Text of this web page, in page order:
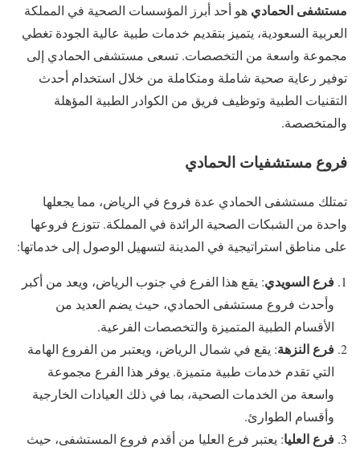
مستشفى الحمادي هو أحد أبرز المؤسسات الصحية في المملكة
العربية السعودية، يتميز بتقديم خدمات طبية عالية الجودة تغطي
مجموعة واسعة من التخصصات. تسعى مستشفى الحمادي إلى
توفير رعاية صحية شاملة ومتكاملة من خلال استخدام أحدث
التقنيات الطبية وتوظيف فريق من الكوادر الطبية المؤهلة
والمتخصصة.
فروع مستشفيات الحمادي
تمتلك مستشفى الحمادي عدة فروع في الرياض، مما يجعلها
واحدة من الشبكات الصحية الرائدة في المملكة. تتوزع فروعها
على مناطق استراتيجية في المدينة لتسهيل الوصول إلى خدماتها:
فرع السويدي: يقع هذا الفرع في جنوب الرياض، ويعد من أكبر
وأحدث فروع مستشفى الحمادي، حيث يضم العديد من
الأقسام الطبية المتميزة والتخصصات الفرعية.
فرع النزهة: يقع في شمال الرياض، ويعتبر من الفروع الهامة
التي تقدم خدمات طبية متميزة. يوفر هذا الفرع مجموعة
واسعة من الخدمات الصحية، بما في ذلك العيادات الخارجية
وأقسام الطوارئ.
فرع العليا: يعتبر فرع العليا من أقدم فروع المستشفى، حيث